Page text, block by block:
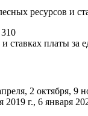
ресурсов и
ставках платы
2 октября, 9
2019 г., 6 января